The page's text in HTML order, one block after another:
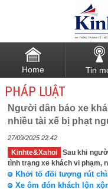
Home Tin
PHÁP LUẬT
Người dân báo xe
nhiều tài xế bị phạt
27/09/2025 22:42
Kinhte&Xahoi
Sau khi
tình trạng xe khách vi phạm,
Khởi tố đối tượng rút
Xe ôm đón khách lộn